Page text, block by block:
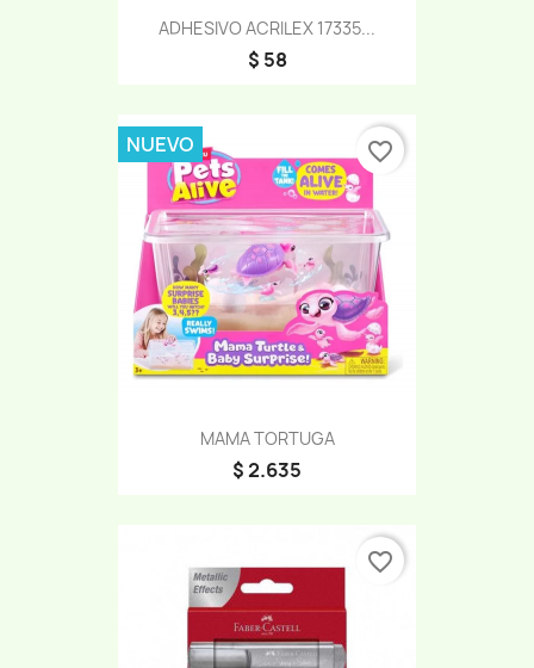
ADHESIVO ACRILEX 17335...
$ 58
MAMA TORTUGA
$ 2.635
NUEVO favorite_border
favorite_border